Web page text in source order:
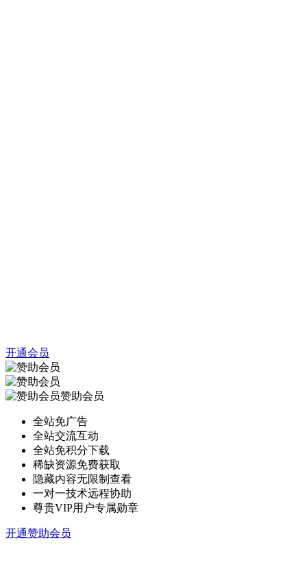
开通会员
赞助会员
全站免广告
全站交流互动
全站免积分下载
稀缺资源免费获取
隐藏内容无限制查看
一对一技术远程协助
尊贵VIP用户专属勋章
开通赞助会员